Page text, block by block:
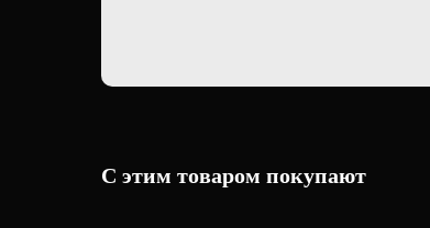
С этим товаром покупают